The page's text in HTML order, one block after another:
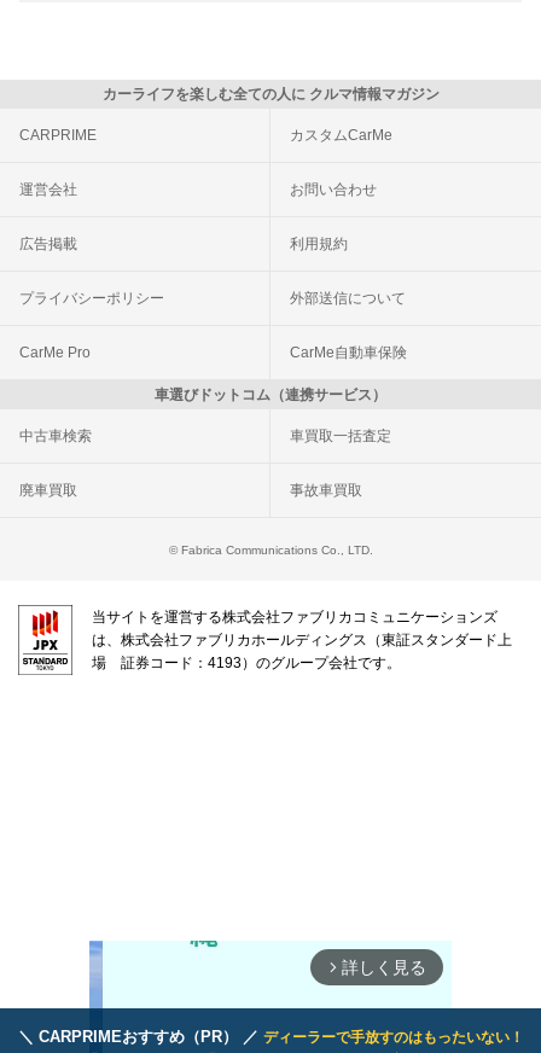
＼ CARPRIMEおすすめ（PR） ／ ディーラーで手放すのはもったいない！
カーライフを楽しむ全ての人に クルマ情報マガジン
CARPRIME カスタムCarMe
運営会社 お問い合わせ
広告掲載 利用規約
プライバシーポリシー 外部送信について
CarMe Pro CarMe自動車保険
車選びドットコム（連携サービス）
中古車検索 車買取一括査定
廃車買取 事故車買取
© Fabrica Communications Co., LTD.
当サイトを運営する株式会社ファブリカコミュニケーションズ
は、株式会社ファブリカホールディングス（東証スタンダード上
場 証券コード：4193）のグループ会社です。
arrow_forward_ios 詳しく見る